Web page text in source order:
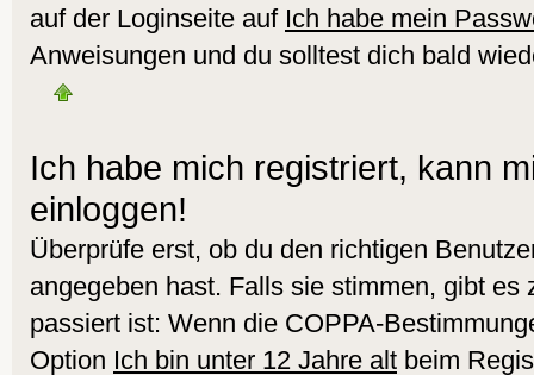
auf der Loginseite auf Ich habe mein
Anweisungen und du solltest dich bald
Ich habe mich registriert, kann
einloggen!
Überprüfe erst, ob du den richtigen
angegeben hast. Falls sie stimmen, gibt es
passiert ist: Wenn die COPPA-
Option Ich bin unter 12 Jahre alt beim